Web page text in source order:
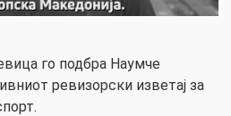
го подбра Наумче
ревизорски изветај за